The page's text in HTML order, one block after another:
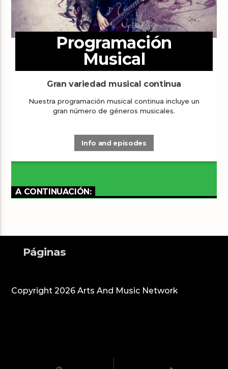
Programación
Musical
Gran variedad musical continua
Nuestra programación musical continua incluye un
gran número de géneros musicales.
Info and episodes
A CONTINUACIÓN:
Páginas
Copyright 2026 Arts And Music Network